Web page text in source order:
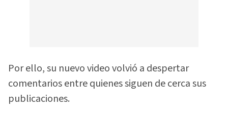
Por ello, su nuevo video volvió a despertar
comentarios entre quienes siguen de cerca sus
publicaciones.